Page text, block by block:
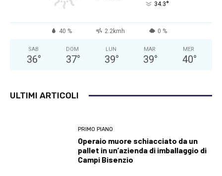
34.3°
40 % 2.2kmh 0 %
SAB
36°
DOM
37°
LUN
39°
MAR
39°
MER
40°
ULTIMI ARTICOLI
PRIMO PIANO
Operaio muore schiacciato da un
pallet in un’azienda di imballaggio di
Campi Bisenzio